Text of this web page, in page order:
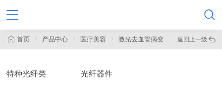

首页 产品中心 医疗美容 激光去血管病变 返回上一级 
特种光纤类 光纤器件